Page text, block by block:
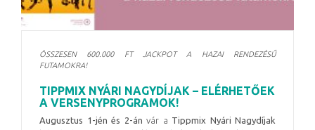
ÖSSZESEN 600.000 FT JACKPOT A HAZAI RENDEZÉSŰ
FUTAMOKRA!
TIPPMIX NYÁRI NAGYDÍJAK – ELÉRHETŐEK
A VERSENYPROGRAMOK!
Augusztus 1-jén és 2-án vár a Tippmix Nyári Nagydíjak